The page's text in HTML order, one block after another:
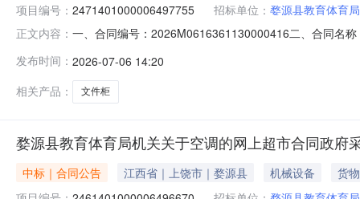
项目编号： 2471401000006497755 招标单位： 婺源县教育体育局
正文内容： 一、合同编号：2026M0616361130000416二、合同名
城南路联系方式：13755332661六、合同主要信息主要
发布时间： 2026-07-06 14:20
相关产品：
文件柜
婺源县教育体育局机关关于空调的网上超市合同政府
中标｜合同公告 江西省｜上饶市｜婺源县 机械设备
货物